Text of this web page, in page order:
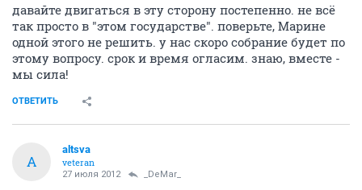
давайте двигаться в эту сторону постепенно. не всё
так просто в "этом государстве". поверьте, Марине
одной этого не решить. у нас скоро собрание будет по
этому вопросу. срок и время огласим. знаю, вместе -
мы сила!
ОТВЕТИТЬ
A
altsva
veteran
27 июля 2012 _DeMar_